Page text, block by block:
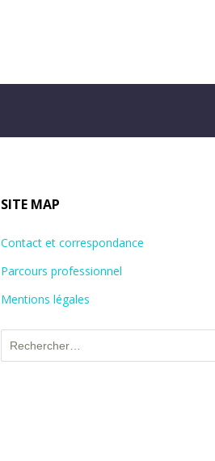
SITE MAP
Contact et correspondance
Parcours professionnel
Mentions légales
Rechercher :